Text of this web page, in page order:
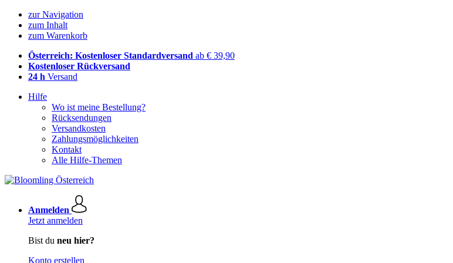
zur Navigation
zum Inhalt
zum Warenkorb
Österreich: Kostenloser Standardversand ab € 39,90
Kostenloser Rückversand
24 h Versand
Hilfe
Wo ist meine Bestellung?
Rücksendungen
Versandkosten
Zahlungsmöglichkeiten
Kontakt
Alle Hilfe-Themen
Anmelden
Jetzt anmelden
Bist du neu hier?
Konto erstellen